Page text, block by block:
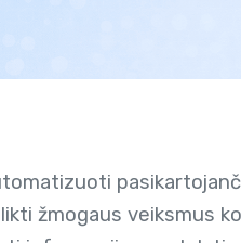
žmogaus veiksmus